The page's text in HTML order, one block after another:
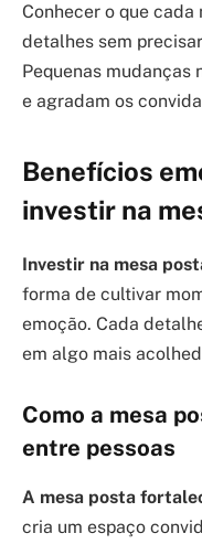
Conhecer o que
detalhes sem
Pequenas mudanças
e agradam os
Benefícios
investir na
Investir na mesa
forma de cultivar
emoção. Cada
em algo mais
Como a mesa
entre pessoas
A mesa posta
cria um espaço